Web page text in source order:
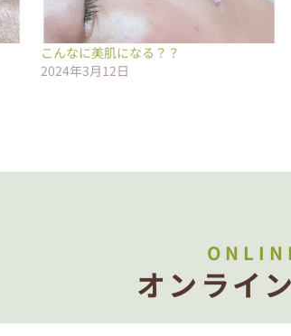
こんなに美肌になる？？
2024年3月12日
オンライ